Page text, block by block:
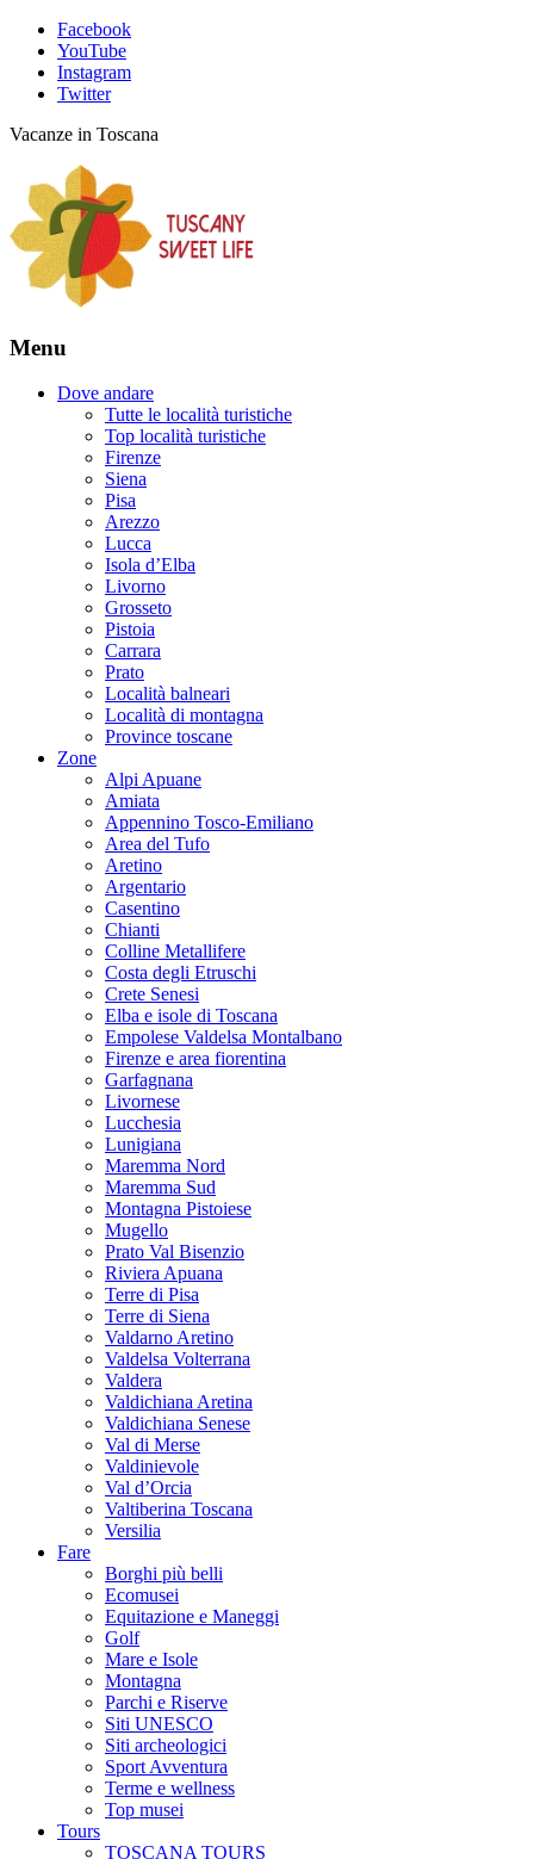
Facebook
YouTube
Instagram
Twitter
Vacanze in Toscana
Menu
Dove andare
Tutte le località turistiche
Top località turistiche
Firenze
Siena
Pisa
Arezzo
Lucca
Isola d’Elba
Livorno
Grosseto
Pistoia
Carrara
Prato
Località balneari
Località di montagna
Province toscane
Zone
Alpi Apuane
Amiata
Appennino Tosco-Emiliano
Area del Tufo
Aretino
Argentario
Casentino
Chianti
Colline Metallifere
Costa degli Etruschi
Crete Senesi
Elba e isole di Toscana
Empolese Valdelsa Montalbano
Firenze e area fiorentina
Garfagnana
Livornese
Lucchesia
Lunigiana
Maremma Nord
Maremma Sud
Montagna Pistoiese
Mugello
Prato Val Bisenzio
Riviera Apuana
Terre di Pisa
Terre di Siena
Valdarno Aretino
Valdelsa Volterrana
Valdera
Valdichiana Aretina
Valdichiana Senese
Val di Merse
Valdinievole
Val d’Orcia
Valtiberina Toscana
Versilia
Fare
Borghi più belli
Ecomusei
Equitazione e Maneggi
Golf
Mare e Isole
Montagna
Parchi e Riserve
Siti UNESCO
Siti archeologici
Sport Avventura
Terme e wellness
Top musei
Tours
TOSCANA TOURS